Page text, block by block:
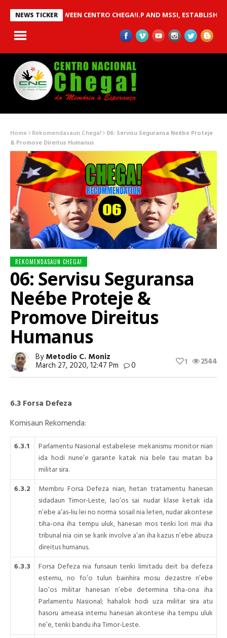
NEWS TICKER
MOU BETWEEN CENTRO CHEGA!I.P AND MSSI, ESTABLISHED TO
Home Rekomendasaun Chega! 06: Servisu Seguransa Neébe Proteje
& Promove Direitus Humanus
REKOMENDASAUN CHEGA!
06: Servisu Seguransa
Neébe Proteje &
Promove Direitus
Humanus
ByMetodio C. Moniz
March 27, 2020, 12:47 Pm 0 2544
1
6.3 Forsa Defeza
Komisaun Rekomenda:
6.3.1
Parlamentu Nasional estabelese mekanismu monitor nian
ida hodi nune’e garante katak nia bele tau matan ba
militar sira.
6.3.2
Membru Forsa Defeza nian, hetan tratamentu hanesan
sidadaun Timor-Leste, lao’os sai nudar klase ketak ida
n’ebe a’as-liu lei no norma sosail nia leten, nudar akontese
tiha-ona iha tempu uluk, hanesan mos tenki lori mai iha
tribunal nia oin se karik involve a’an iha kazus n’ebe abuza
direitus humanus.
6.3.3
Forsa Defeza nia funsaun tenki limitadu deit ba defeza
esternu, no fo’o tulun bainhira mosu dezastre n’ebe
lao’os militar hanesan n’ebe determina tiha-ona iha
Parlamentu Nasional; hahalok hodi uza militar sira atu
hasoru ameasa internu hanesan akontese iha tempu uluk
ne’e, tenki bandu iha Timor-Leste.